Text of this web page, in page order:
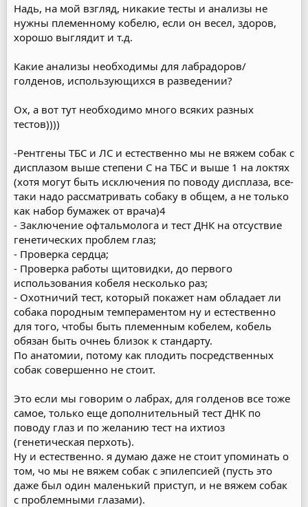
Надь, на мой взгляд, никакие тесты и анализы не
нужны племенному кобелю, если он весел, здоров,
хорошо выглядит и т.д.
Какие анализы необходимы для лабрадоров/
голденов, использующихся в разведении?
Ох, а вот тут необходимо много всяких разных
тестов))))
-Рентгены ТБС и ЛС и естественно мы не вяжем собак с
дисплазом выше степени С на ТБС и выше 1 на локтях
(хотя могут быть исключения по поводу дисплаза, все-
таки надо рассматривать собаку в общем, а не только
как набор бумажек от врача)4
- Заключение офтальмолога и тест ДНК на отсуствие
генетических проблем глаз;
- Проверка сердца;
- Проверка работы щитовидки, до первого
использования кобеля несколько раз;
- Охотничий тест, который покажет нам обладает ли
собака породным темпераментом ну и естественно
для того, чтобы быть племенным кобелем, кобель
обязан быть очнеь близок к стандарту.
По анатомии, потому как плодить посредственных
собак совершенно не стоит.
Это если мы говорим о лабрах, для голденов все тоже
самое, только еще дополнительный тест ДНК по
поводу глаз и по желанию тест на ихтиоз
(генетическая перхоть).
Ну и естественно. я думаю даже не стоит упоминать о
том, чо мы не вяжем собак с эпилепсией (пусть это
даже был один маленький приступ, и не вяжем собак
с проблемными глазами).